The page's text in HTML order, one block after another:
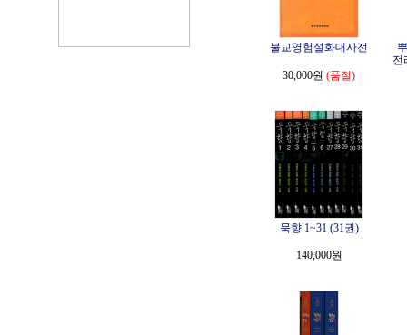
불교영험설화대사전
30,000원 (품절)
전
묵향 1~31 (31권)
140,000원